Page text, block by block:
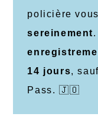
policière
sereinement
14 jours,
Pass. 🇯🇴